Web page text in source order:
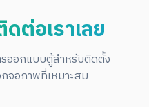
ดต่อเราเลย
ออกแบบตู้สำหรับติดตั้ง
จอภาพที่เหมาะสม